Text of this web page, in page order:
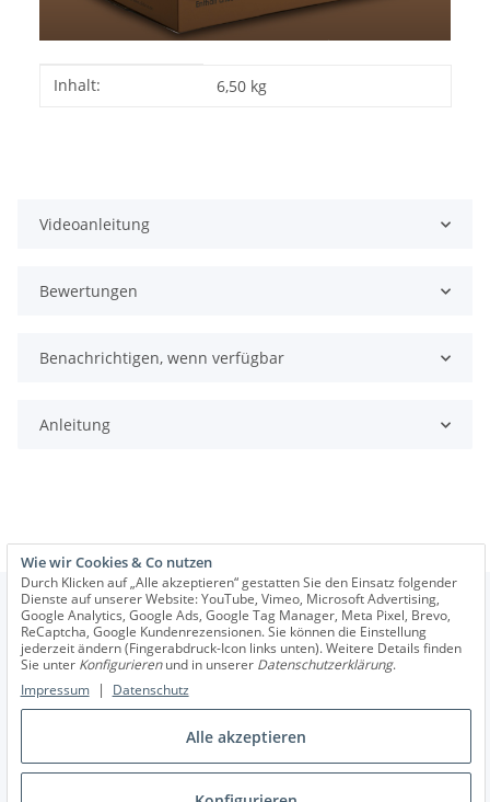
Alle akzeptieren
Wie wir Cookies & Co nutzen
Durch Klicken auf „Alle akzeptieren“ gestatten Sie den Einsatz folgender
Dienste auf unserer Website: YouTube, Vimeo, Microsoft Advertising,
Google Analytics, Google Ads, Google Tag Manager, Meta Pixel, Brevo,
ReCaptcha, Google Kundenrezensionen. Sie können die Einstellung
jederzeit ändern (Fingerabdruck-Icon links unten). Weitere Details finden
Sie unter Konfigurierenund in unserer Datenschutzerklärung.
Impressum | Datenschutz
Produkteigenschaft
Wert
Inhalt: 6,50 kg
Videoanleitung
Bewertungen
Benachrichtigen, wenn verfügbar
Anleitung
Informationen
Wir helfen Ihnen